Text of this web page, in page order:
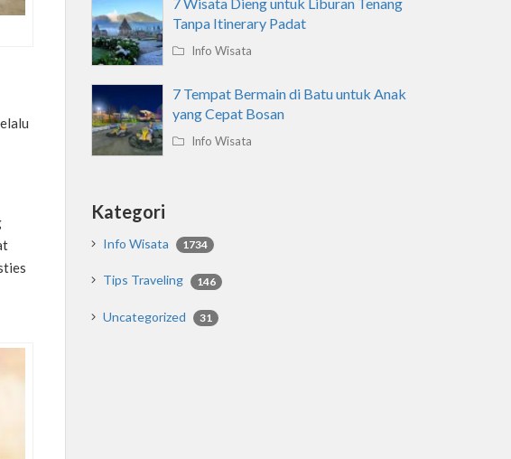
Tanpa Itinerary Padat
Info Wisata
7 Tempat Bermain di Batu untuk Anak
yang Cepat Bosan
Info Wisata
Kategori
Info Wisata 1734
Tips Traveling 146
Uncategorized 31